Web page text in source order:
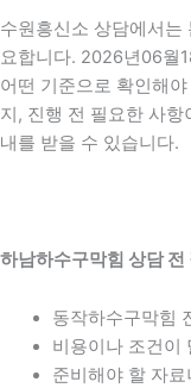
수원흥신소 상담에서는
요합니다. 2026년06월
어떤 기준으로 확인해
지, 진행 전 필요한 사
내를 받을 수 있습니다.
하남하수구막힘 상담
동작하수구막힘
비용이나 조건이
준비해야 할 자